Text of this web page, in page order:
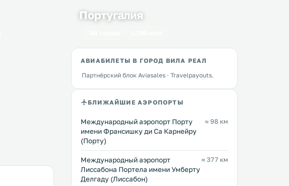
Португалия
АВИАБИЛЕТЫ В ГОРОД ВИЛА РЕАЛ
Партнёрский блок Aviasales · Travelpayouts.
БЛИЖАЙШИЕ АЭРОПОРТЫ
Международный аэропорт Порту
имени Франсишку ди Са Карнейру
(Порту)
≈ 98 км
Международный аэропорт
Лиссабона Портела имени Умберту
Делгаду (Лиссабон)
≈ 377 км